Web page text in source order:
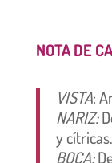
NOTA DE
VISTA:
NARIZ:
y cítricas.
BOCA: